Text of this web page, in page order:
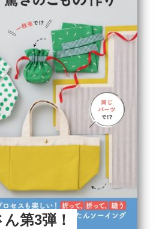
第3弾！